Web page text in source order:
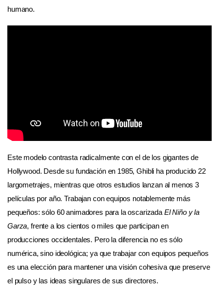
humano.
Este modelo contrasta radicalmente con el de los gigantes de
Hollywood. Desde su fundación en 1985, Ghibli ha producido 22
largometrajes, mientras que otros estudios lanzan al menos 3
películas por año. Trabajan con equipos notablemente más
pequeños: sólo 60 animadores para la oscarizada El Niño y la
Garza, frente a los cientos o miles que participan en
producciones occidentales. Pero la diferencia no es sólo
numérica, sino ideológica; ya que trabajar con equipos pequeños
es una elección para mantener una visión cohesiva que preserve
el pulso y las ideas singulares de sus directores.